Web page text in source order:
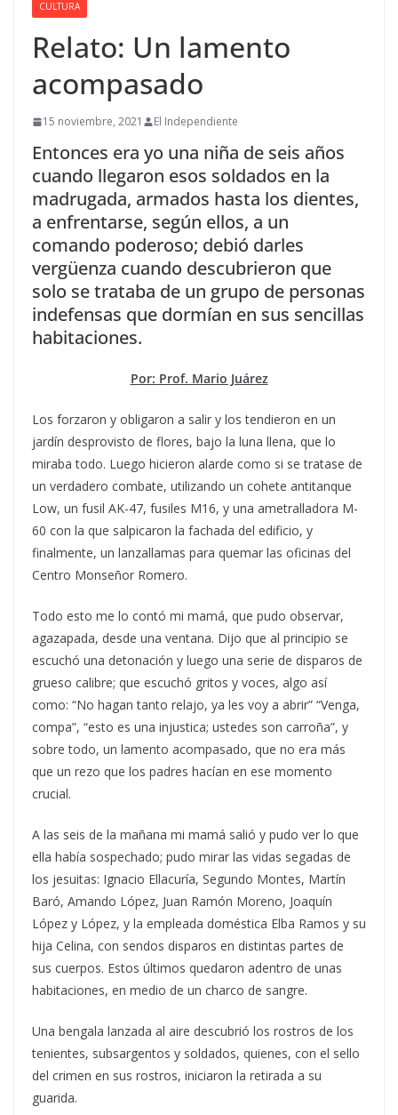
CULTURA
Relato: Un lamento
acompasado
15 noviembre, 2021 El Independiente
Entonces era yo una niña de seis años
cuando llegaron esos soldados en la
madrugada, armados hasta los dientes,
a enfrentarse, según ellos, a un
comando poderoso; debió darles
vergüenza cuando descubrieron que
solo se trataba de un grupo de personas
indefensas que dormían en sus sencillas
habitaciones.
Por: Prof. Mario Juárez
Los forzaron y obligaron a salir y los tendieron en un
jardín desprovisto de flores, bajo la luna llena, que lo
miraba todo. Luego hicieron alarde como si se tratase de
un verdadero combate, utilizando un cohete antitanque
Low, un fusil AK-47, fusiles M16, y una ametralladora M-
60 con la que salpicaron la fachada del edificio, y
finalmente, un lanzallamas para quemar las oficinas del
Centro Monseñor Romero.
Todo esto me lo contó mi mamá, que pudo observar,
agazapada, desde una ventana. Dijo que al principio se
escuchó una detonación y luego una serie de disparos de
grueso calibre; que escuchó gritos y voces, algo así
como: “No hagan tanto relajo, ya les voy a abrir” “Venga,
compa”, “esto es una injustica; ustedes son carroña”, y
sobre todo, un lamento acompasado, que no era más
que un rezo que los padres hacían en ese momento
crucial.
A las seis de la mañana mi mamá salió y pudo ver lo que
ella había sospechado; pudo mirar las vidas segadas de
los jesuitas: Ignacio Ellacuría, Segundo Montes, Martín
Baró, Amando López, Juan Ramón Moreno, Joaquín
López y López, y la empleada doméstica Elba Ramos y su
hija Celina, con sendos disparos en distintas partes de
sus cuerpos. Estos últimos quedaron adentro de unas
habitaciones, en medio de un charco de sangre.
Una bengala lanzada al aire descubrió los rostros de los
tenientes, subsargentos y soldados, quienes, con el sello
del crimen en sus rostros, iniciaron la retirada a su
guarida.